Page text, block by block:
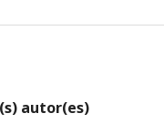
autor(es)